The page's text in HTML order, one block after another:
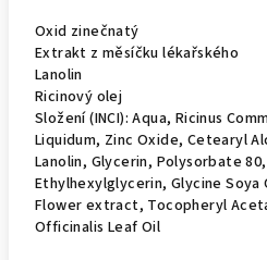
Oxid zinečnatý
Extrakt z měsíčku lékařského
Lanolin
Ricinový olej
Složení (INCI): Aqua, Ricinus
Liquidum, Zinc Oxide, Cetearyl
Lanolin, Glycerin, Polysorbate
Ethylhexylglycerin, Glycine Soya
Flower extract, Tocopheryl
Officinalis Leaf Oil